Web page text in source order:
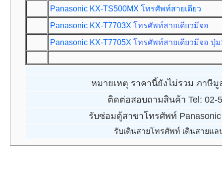
Panasonic KX-TS500MX โทรศัพท์สายเดียว
Panasonic KX-T7703X โทรศัพท์สายเดียวมีจอ
Panasonic KX-T7705X โทรศัพท์สายเดียวมีจอ ปุ่ม
หมายเหตุ ราคานี้ยังไม่รวม ภาษี
ติดต่อสอบถามสินค้า Tel: 02-
รับซ่อมตู้สาขาโทรศัพท์
รับเดินสายโทรศัพท์ เดินสายแ